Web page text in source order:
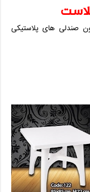
صندلی های پلاستیکی